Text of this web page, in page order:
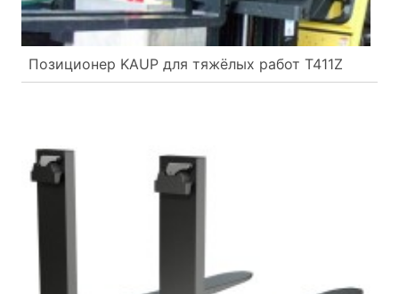
Позиционер KAUP для тяжёлых работ T411Z